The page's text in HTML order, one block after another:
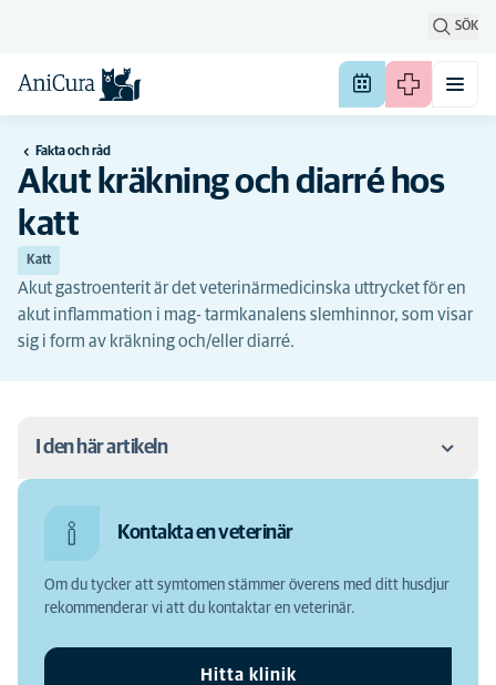
SÖK
Fakta och råd
Akut kräkning och diarré hos
katt
Katt
Akut gastroenterit är det veterinärmedicinska uttrycket för en
akut inflammation i mag- tarmkanalens slemhinnor, som visar
sig i form av kräkning och/eller diarré.
I den här artikeln
Vätskebehov
Kontakta en veterinär
Om du tycker att symtomen stämmer överens med ditt husdjur
rekommenderar vi att du kontaktar en veterinär.
Hitta klinik